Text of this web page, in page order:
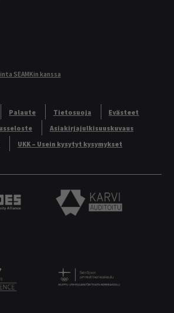
SEAMKin kanssa
Palaute Tietosuoja
Evästeet
Asiakirjajulkisuuskuvaus
UKK – Usein kysytyt kysymykset
European University Alliance logo
Karvi Auditoitu logo
Excellence logo.Logo